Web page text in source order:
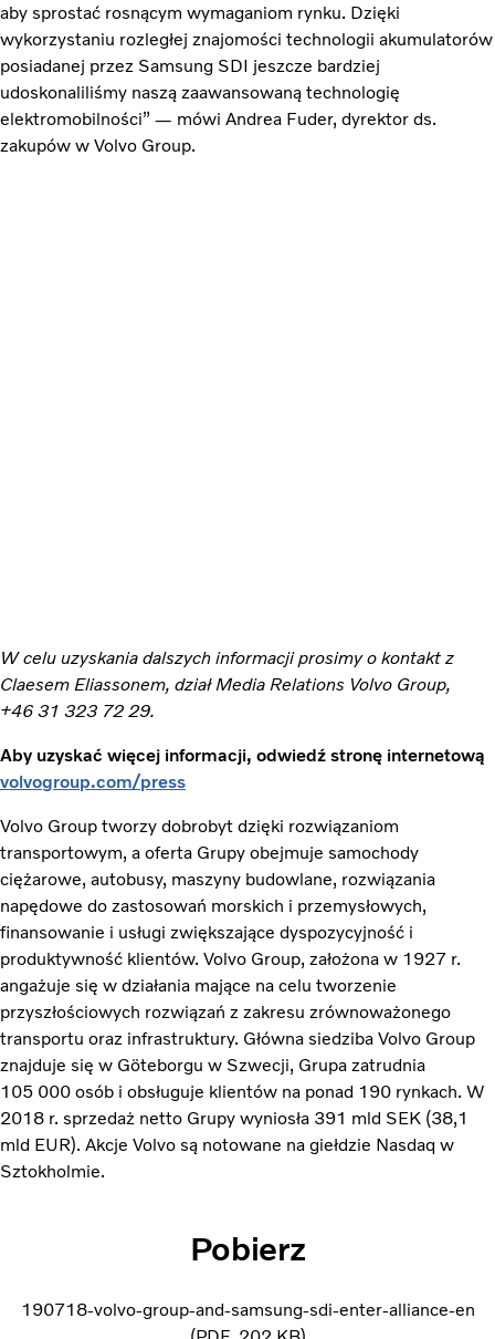
aby sprostać rosnącym wymaganiom rynku. Dzięki
wykorzystaniu rozległej znajomości technologii akumulatorów
posiadanej przez Samsung SDI jeszcze bardziej
udoskonaliliśmy naszą zaawansowaną technologię
elektromobilności” — mówi Andrea Fuder, dyrektor ds.
zakupów w Volvo Group.
W celu uzyskania dalszych informacji prosimy o kontakt z
Claesem Eliassonem, dział Media Relations Volvo Group,
+46 31 323 72 29.
Aby uzyskać więcej informacji, odwiedź stronę internetową
volvogroup.com/press
Volvo Group tworzy dobrobyt dzięki rozwiązaniom
transportowym, a oferta Grupy obejmuje samochody
ciężarowe, autobusy, maszyny budowlane, rozwiązania
napędowe do zastosowań morskich i przemysłowych,
finansowanie i usługi zwiększające dyspozycyjność i
produktywność klientów. Volvo Group, założona w 1927 r.
angażuje się w działania mające na celu tworzenie
przyszłościowych rozwiązań z zakresu zrównoważonego
transportu oraz infrastruktury. Główna siedziba Volvo Group
znajduje się w Göteborgu w Szwecji, Grupa zatrudnia
105 000 osób i obsługuje klientów na ponad 190 rynkach. W
2018 r. sprzedaż netto Grupy wyniosła 391 mld SEK (38,1
mld EUR). Akcje Volvo są notowane na giełdzie Nasdaq w
Sztokholmie.
Pobierz
190718-volvo-group-and-samsung-sdi-enter-alliance-en